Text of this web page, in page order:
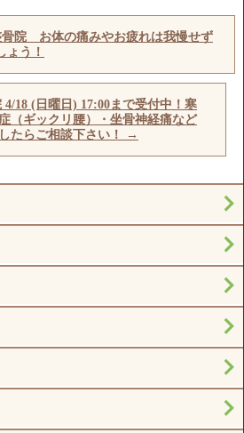
骨院 お体の痛みやお疲れは我慢せず
ょう！
18 (日曜日) 17:00まで受付中！寒
（ギックリ腰）・坐骨神経痛など
たらご相談下さい！
→